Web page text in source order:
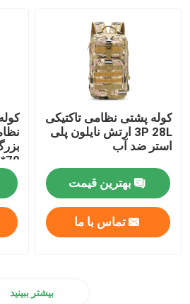
کوله پشتی نظامی تاکتیکی
3P 28L ارتش نایلون پلی
استر ضد آب
بهترین قیمت
تماس با ما
70*30*25 سانتی متر
بیشتر ببینید